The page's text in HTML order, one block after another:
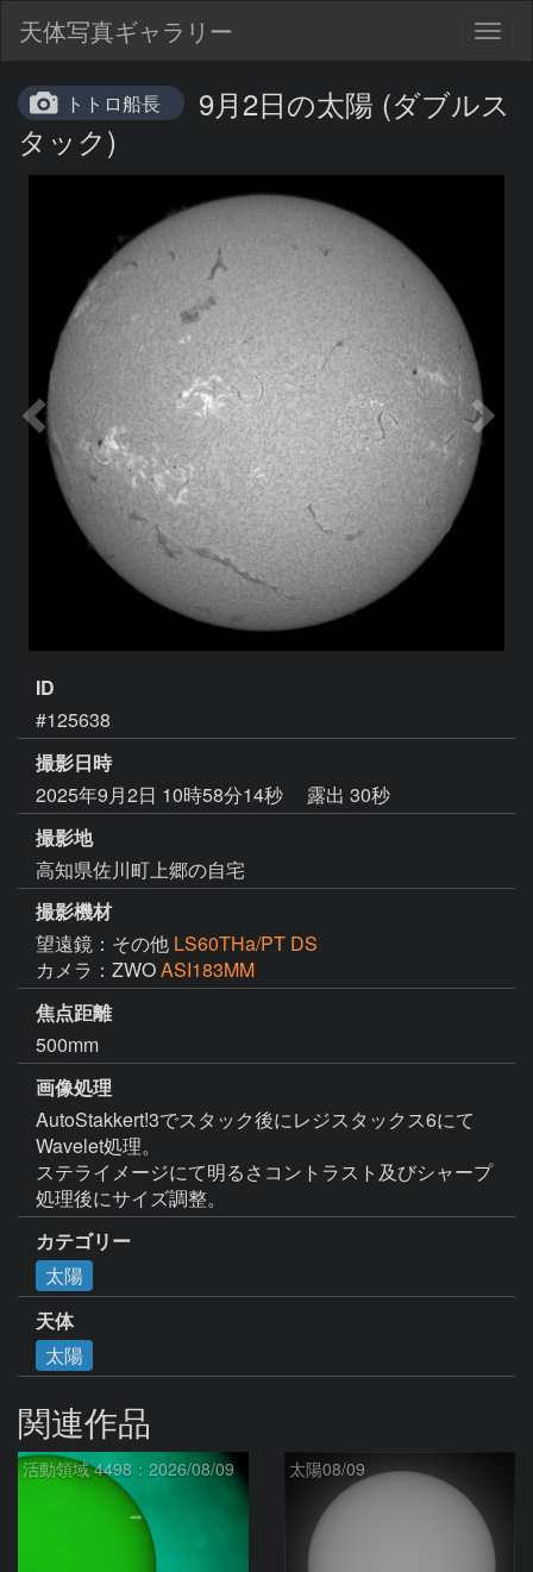
天体写真ギャラリー
トトロ船長
9月2日の太陽 (ダブルス
タック)
ID
#125638
撮影日時
2025年9月2日 10時58分14秒
露出 30秒
撮影地
高知県佐川町上郷の自宅
撮影機材
望遠鏡：その他 LS60THa/PT DS
カメラ：ZWOASI183MM
焦点距離
500mm
画像処理
AutoStakkert!3でスタック後にレジスタックス6にて
Wavelet処理。
ステライメージにて明るさコントラスト及びシャープ
処理後にサイズ調整。
カテゴリー
太陽
天体
太陽
関連作品
活動領域 4498：2026/08/09 太陽08/09